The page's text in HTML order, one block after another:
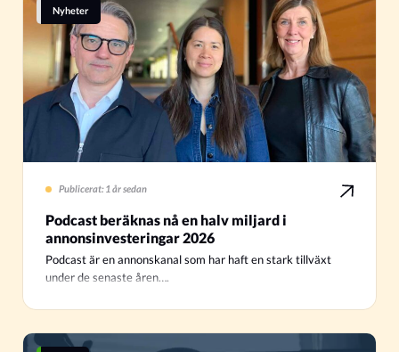
Nyheter
Publicerat: 1 år sedan
Podcast beräknas nå en halv miljard i
annonsinvesteringar 2026
Podcast är en annonskanal som har haft en stark tillväxt
under de senaste åren….